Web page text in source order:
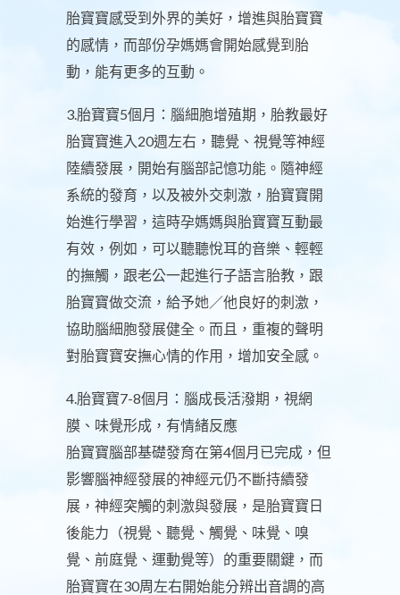
胎寶寶感受到外界的美好，增進與胎寶寶
的感情，而部份孕媽媽會開始感覺到胎
動，能有更多的互動。
3.胎寶寶5個月：腦細胞增殖期，胎教最好
胎寶寶進入20週左右，聽覺、視覺等神經
陸續發展，開始有腦部記憶功能。隨神經
系統的發育，以及被外交刺激，胎寶寶開
始進行學習，這時孕媽媽與胎寶寶互動最
有效，例如，可以聽聽悅耳的音樂、輕輕
的撫觸，跟老公一起進行子語言胎教，跟
胎寶寶做交流，給予她／他良好的刺激，
協助腦細胞發展健全。而且，重複的聲明
對胎寶寶安撫心情的作用，增加安全感。
4.胎寶寶7-8個月：腦成長活潑期，視網
膜、味覺形成，有情緒反應
胎寶寶腦部基礎發育在第4個月已完成，但
影響腦神經發展的神經元仍不斷持續發
展，神經突觸的刺激與發展，是胎寶寶日
後能力（視覺、聽覺、觸覺、味覺、嗅
覺、前庭覺、運動覺等）的重要關鍵，而
胎寶寶在30周左右開始能分辨出音調的高